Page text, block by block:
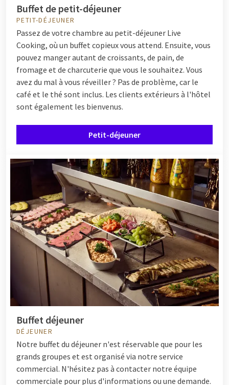
Buffet de petit-déjeuner
PETIT-DÉJEUNER
Passez de votre chambre au petit-déjeuner Live
Cooking, où un buffet copieux vous attend. Ensuite, vous
pouvez manger autant de croissants, de pain, de
fromage et de charcuterie que vous le souhaitez. Vous
avez du mal à vous réveiller ? Pas de problème, car le
café et le thé sont inclus. Les clients extérieurs à l'hôtel
sont également les bienvenus.
Petit-déjeuner
Buffet déjeuner
DÉJEUNER
Notre buffet du déjeuner n'est réservable que pour les
grands groupes et est organisé via notre service
commercial. N'hésitez pas à contacter notre équipe
commerciale pour plus d'informations ou une demande.